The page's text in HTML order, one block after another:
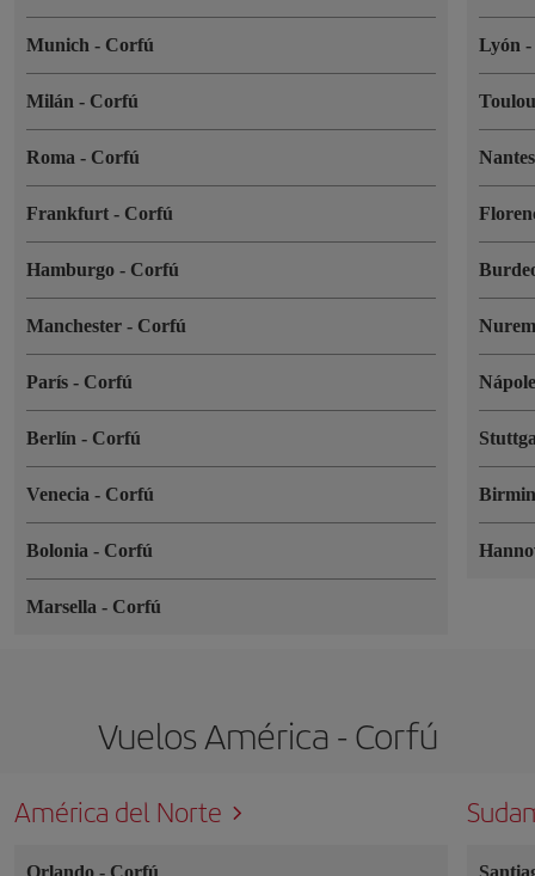
Munich - Corfú
Milán - Corfú
Roma - Corfú
Frankfurt - Corfú
Hamburgo - Corfú
Manchester - Corfú
París - Corfú
Berlín - Corfú
Venecia - Corfú
Bolonia - Corfú
Marsella - Corfú
Lyón
Vuelos América - Corfú
América del Norte
Orlando - Corfú